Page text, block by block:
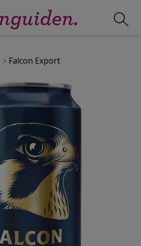
Falcon Export